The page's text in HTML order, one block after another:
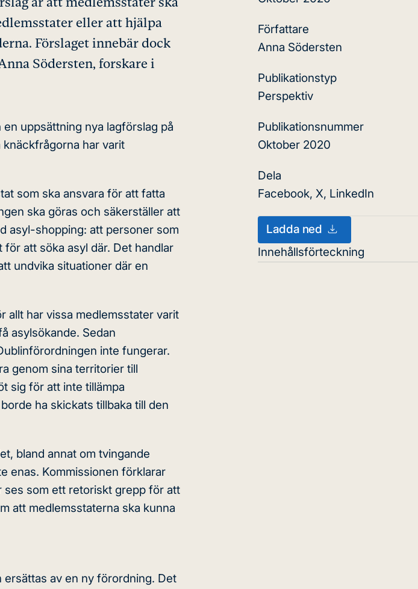
eller att hjälpa
Förslaget innebär dock
Södersten, forskare i
uppsättning nya lagförslag på
knäckfrågorna har varit
som ska ansvara för att fatta
ska göras och säkerställer att
asyl-shopping: att personer som
att söka asyl där. Det handlar
undvika situationer där en
allt har vissa medlemsstater varit
asylsökande. Sedan
inte fungerar.
genom sina territorier till
sig för att inte tillämpa
ha skickats tillbaka till den
bland annat om tvingande
enas. Kommissionen förklarar
ses som ett retoriskt grepp för att
att medlemsstaterna ska kunna
ersättas av en ny förordning. Det
Författare
Anna Södersten
Publikationstyp
Perspektiv
Publikationsnummer
Oktober 2020
Dela
Facebook, X, LinkedIn
Ladda ned
Innehållsförteckning